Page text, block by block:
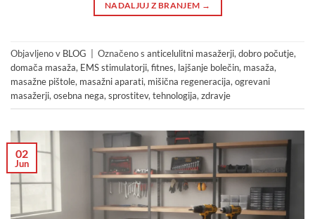
NADALJUJ Z BRANJEM →
Objavljeno v BLOG Označeno s anticelulitni masažerji,dobro počutje,
domača masaža, EMS stimulatorji,fitnes, lajšanje bolečin, masaža,
masažne pištole, masažni aparati, mišična regeneracija,ogrevani
masažerji,osebna nega,sprostitev,tehnologija,zdravje
02
Jun